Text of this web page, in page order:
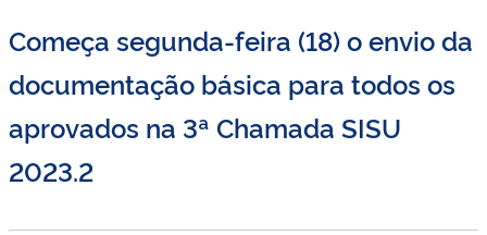
Começa segunda-feira (18) o envio da
documentação básica para todos os
aprovados na 3ª Chamada SISU
2023.2